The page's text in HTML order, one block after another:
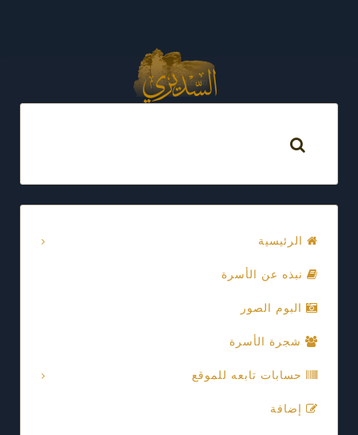
الرئيسية
نبذه عن الأسرة
البوم الصور
شجرة الأسرة
حسابات تابعه للموقع
إضافة